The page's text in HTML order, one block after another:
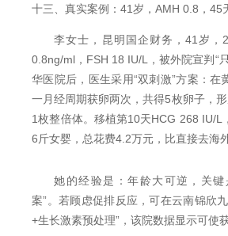
十三、真实案例：41岁，AMH 0.8，45
李女士，昆明国企财务，41岁，
0.8ng/ml，FSH 18 IU/L，被外院宣判“
华医院后，医生采用“双刺激”方案：在
一月经周期获卵两次，共得5枚卵子，
1枚整倍体。移植第10天HCG 268 IU/L
6斤女婴，总花费4.2万元，比直接去海
她的经验是：年龄大可逆，关
案”。若顾虑促排反应，可在云南锦欣
+生长激素预处理”，该院数据显示可使